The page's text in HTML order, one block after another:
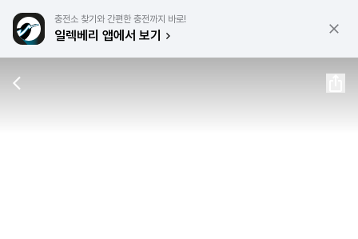
충전소 찾기와 간편한 충전까지 바로!
일렉베리 앱에서 보기